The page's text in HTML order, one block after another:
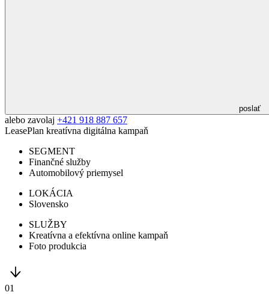
poslať
alebo zavolaj +421 918 887 657
LeasePlan kreatívna digitálna kampaň
SEGMENT
Finančné služby
Automobilový priemysel
LOKÁCIA
Slovensko
SLUŽBY
Kreatívna a efektívna online kampaň
Foto produkcia
01